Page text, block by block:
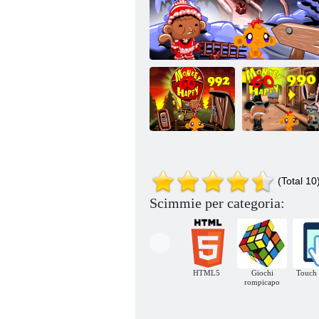
Scimmia Go Happy Stage 1008
Scimmia diventa
felice, palco 992
Happy Stage
990
(Total 10)
Scimmie per categoria:
HTML5
Giochi
rompicapo
Touch